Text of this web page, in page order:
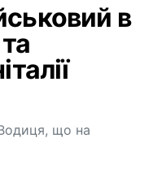
в
Водиця, що на